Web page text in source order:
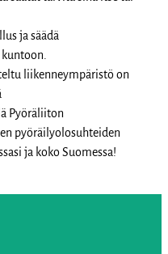
ja säädä
liikenneympäristö on
Pyöräliiton
pyöräilyolosuhteiden
ja koko Suomessa!